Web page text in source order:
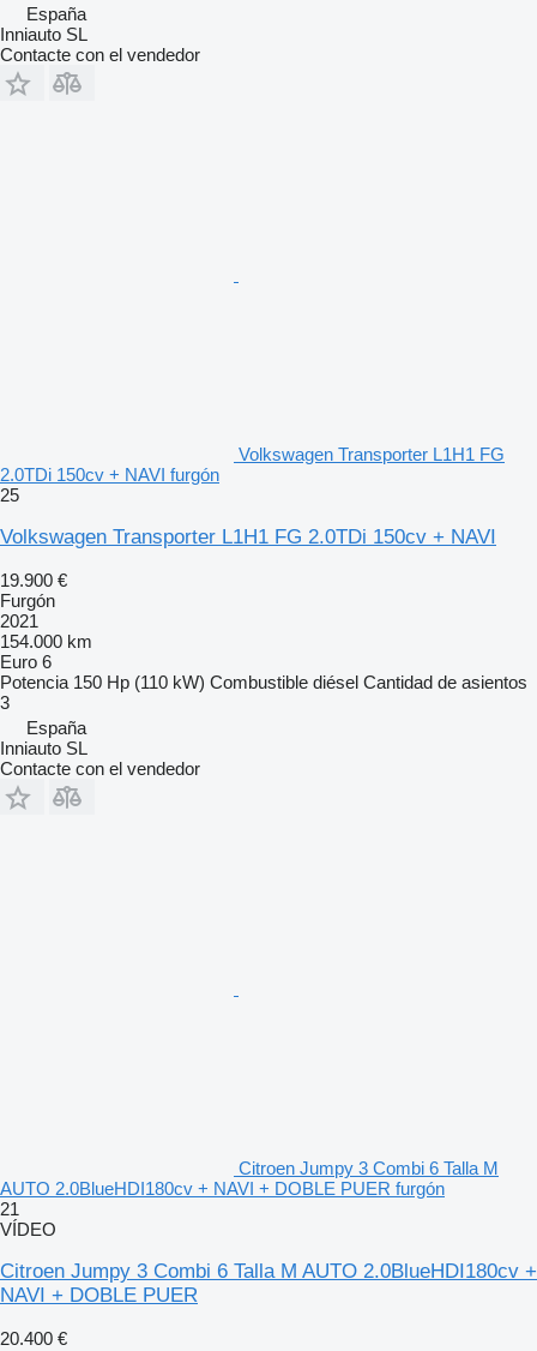
España
Inniauto SL
Contacte con el vendedor
Volkswagen Transporter L1H1 FG
2.0TDi 150cv + NAVI furgón
25
Volkswagen Transporter L1H1 FG 2.0TDi 150cv + NAVI
19.900 €
Furgón
2021
154.000 km
Euro 6
Potencia 150 Hp (110 kW) Combustible diésel Cantidad de asientos
3
España
Inniauto SL
Contacte con el vendedor
Citroen Jumpy 3 Combi 6 Talla M
AUTO 2.0BlueHDI180cv + NAVI + DOBLE PUER furgón
21
VÍDEO
Citroen Jumpy 3 Combi 6 Talla M AUTO 2.0BlueHDI180cv +
NAVI + DOBLE PUER
20.400 €